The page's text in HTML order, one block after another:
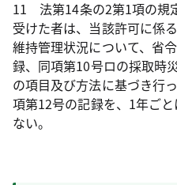
11 法第14条の2第1項の規
受けた者は、当該許可に係
維持管理状況について、省
録、同項第10号ロの採取時
の項目及び方法に基づき行
項第12号の記録を、1年ご
ない。